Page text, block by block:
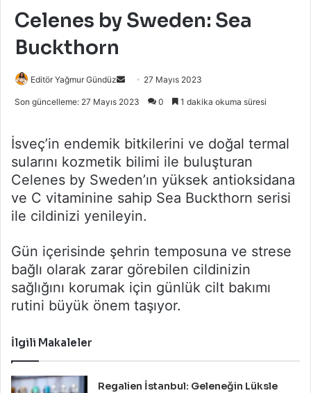
Celenes by Sweden: Sea
Buckthorn
Editör Yağmur Gündüz
Bir
27 Mayıs 2023
Son güncelleme: 27 Mayıs 2023 0 1 dakika okuma süresi
İsveç’in endemik bitkilerini ve doğal termal
sularını kozmetik bilimi ile buluşturan
Celenes by Sweden’ın yüksek antioksidana
ve C vitaminine sahip Sea Buckthorn serisi
ile cildinizi yenileyin.
Gün içerisinde şehrin temposuna ve strese
bağlı olarak zarar görebilen cildinizin
sağlığını korumak için günlük cilt bakımı
rutini büyük önem taşıyor.
İlgili Makaleler
Regalien İstanbul: Geleneğin Lüksle